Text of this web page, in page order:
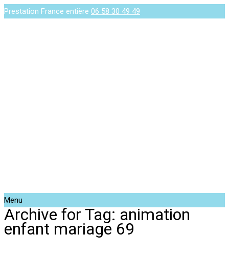
Prestation France entière 06 58 30 49 49
Menu
Archive for Tag: animation
enfant mariage 69